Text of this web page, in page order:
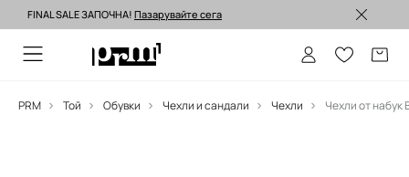
Изпращане до 24 часа >
FINAL SALE ЗАПОЧНА! Пазарувайте сега
PRM Той Обувки Чехли и сандали Чехли